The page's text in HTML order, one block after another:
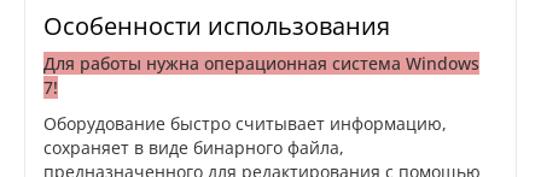
Особенности использования
Для работы нужна операционная система Windows
7!
Оборудование быстро считывает информацию,
сохраняет в виде бинарного файла,
предназначенного для редактирования с помощью